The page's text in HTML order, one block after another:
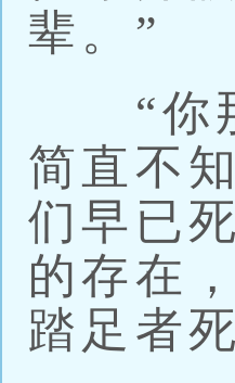
辈。”
“你那
简直不
们早已
的存在
踏足者